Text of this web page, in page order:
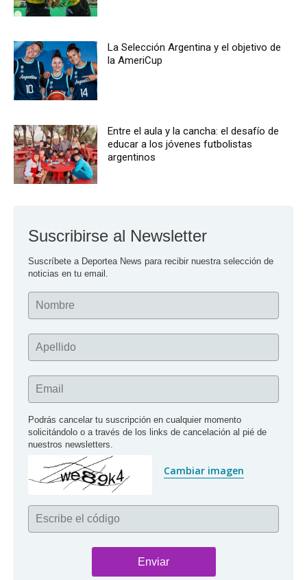
La Selección Argentina y el objetivo de
la AmeriCup
Entre el aula y la cancha: el desafío de
educar a los jóvenes futbolistas
argentinos
Suscribirse al Newsletter
Suscríbete a Deportea News para recibir nuestra selección de
noticias en tu email.
Nombre
Apellido
Email
Podrás cancelar tu suscripción en cualquier momento
solicitándolo o a través de los links de cancelación al pié de
nuestros newsletters.
Cambiar imagen
Escribe el código